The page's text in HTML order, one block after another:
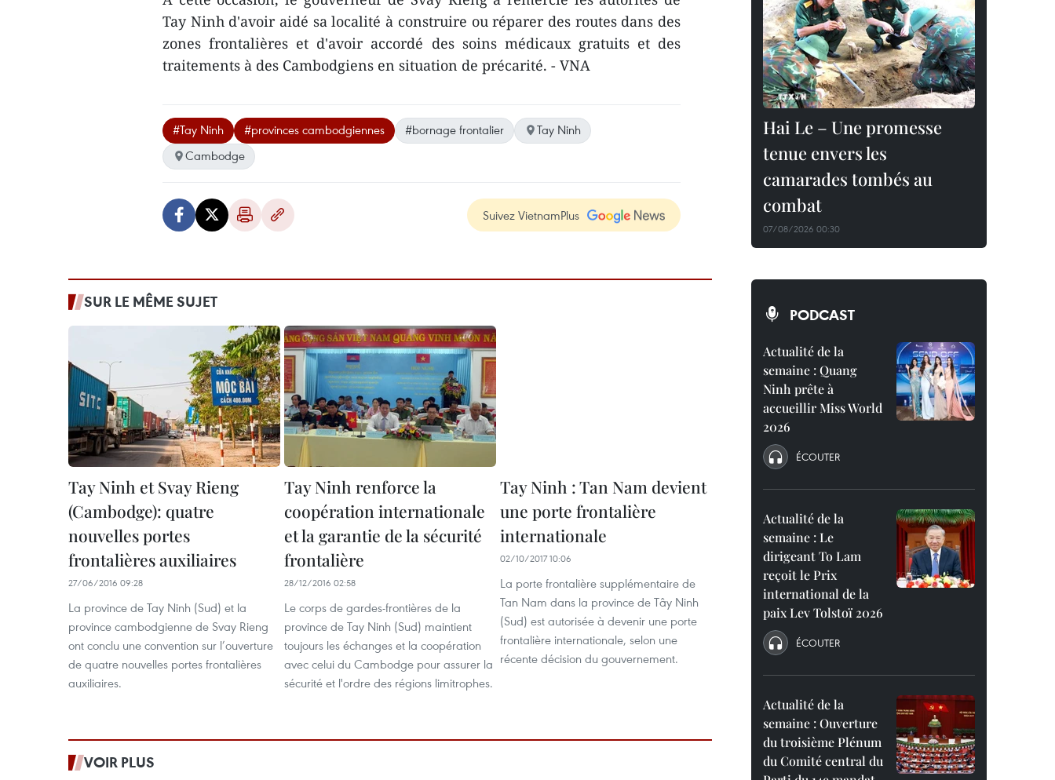
Tay Ninh d'avoir aidé sa localité à construire ​ou réparer ​des routes dans des
zones frontalières et d'avoir accordé des soins médicaux gratuits et des
traitements à des ​Cambodgiens en situation de précarité. - VNA
#Tay Ninh #provinces cambodgiennes #bornage frontalier
Tay Ninh
Cambodge
Suivez VietnamPlus
SUR LE MÊME SUJET
Tay Ninh et Svay Rieng
(Cambodge): quatre
nouvelles portes
frontalières auxiliaires
27/06/2016 09:28
La province de Tay Ninh (Sud) et la
province cambodgienne de Svay Rieng
ont conclu une convention sur l’ouverture
de quatre nouvelles portes frontalières
auxiliaires.
Tay Ninh renforce la
coopération internationale
et la garantie de la sécurité
frontalière
28/12/2016 02:58
Le corps de gardes-frontières de la
province de Tay Ninh (Sud) maintient
toujours les échanges et la coopération
avec celui du Cambodge pour assurer la
sécurité et l'ordre des régions limitrophes.
Tay Ninh : Tan Nam devient
une porte frontalière
internationale
02/10/2017 10:06
La porte frontalière supplémentaire de
Tan Nam dans la province de Tây Ninh
(Sud) est autorisée à devenir une porte
frontalière internationale, selon une
récente décision du gouvernement.
VOIR PLUS
Hai Le – Une promesse
tenue envers les
camarades tombés au
combat
07/08/2026 00:30
PODCAST
Actualité de la
semaine : Quang
Ninh prête à
accueillir Miss World
2026
ÉCOUTER
Actualité de la
semaine : Le
dirigeant To Lam
reçoit le Prix
international de la
paix Lev Tolstoï 2026
ÉCOUTER
Actualité de la
semaine : Ouverture
du troisième Plénum
du Comité central du